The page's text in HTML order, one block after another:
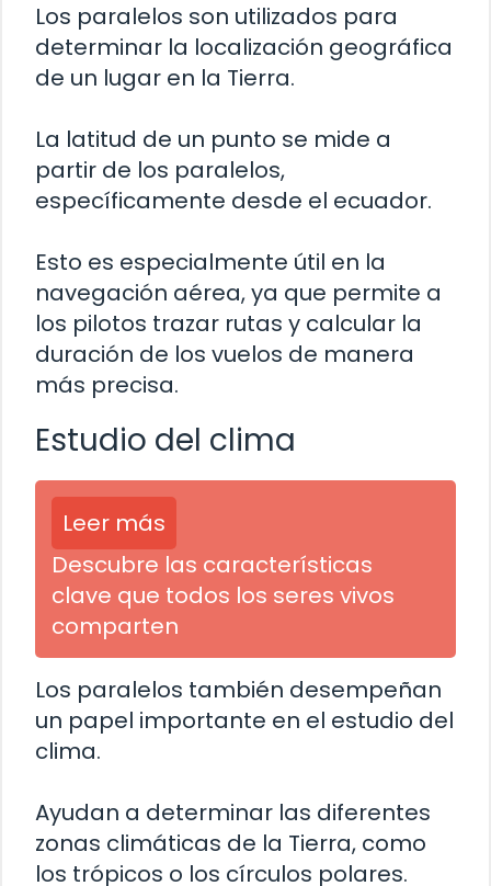
Los paralelos son utilizados para
determinar la localización geográfica
de un lugar en la Tierra.
La latitud de un punto se mide a
partir de los paralelos,
específicamente desde el ecuador.
Esto es especialmente útil en la
navegación aérea, ya que permite a
los pilotos trazar rutas y calcular la
duración de los vuelos de manera
más precisa.
Estudio del clima
Leer más
Descubre las características
clave que todos los seres vivos
comparten
Los paralelos también desempeñan
un papel importante en el estudio del
clima.
Ayudan a determinar las diferentes
zonas climáticas de la Tierra, como
los trópicos o los círculos polares.